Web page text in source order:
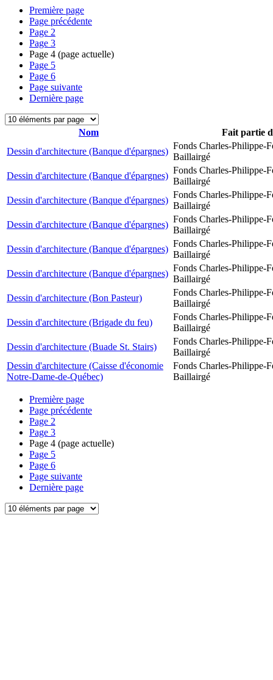
Première page
Page précédente
Page 2
Page 3
Page 4 (page actuelle)
Page 5
Page 6
Page suivante
Dernière page
Nom
Fait partie
Dessin d'architecture (Banque d'épargnes)
Fonds Charles-Philippe-
Baillairgé
Dessin d'architecture (Banque d'épargnes)
Fonds Charles-Philippe-
Baillairgé
Dessin d'architecture (Banque d'épargnes)
Fonds Charles-Philippe-
Baillairgé
Dessin d'architecture (Banque d'épargnes)
Fonds Charles-Philippe-
Baillairgé
Dessin d'architecture (Banque d'épargnes)
Fonds Charles-Philippe-
Baillairgé
Dessin d'architecture (Banque d'épargnes)
Fonds Charles-Philippe-
Baillairgé
Dessin d'architecture (Bon Pasteur)
Fonds Charles-Philippe-
Baillairgé
Dessin d'architecture (Brigade du feu)
Fonds Charles-Philippe-
Baillairgé
Dessin d'architecture (Buade St. Stairs)
Fonds Charles-Philippe-
Baillairgé
Dessin d'architecture (Caisse d'économie
Notre-Dame-de-Québec)
Fonds Charles-Philippe-
Baillairgé
Première page
Page précédente
Page 2
Page 3
Page 4 (page actuelle)
Page 5
Page 6
Page suivante
Dernière page